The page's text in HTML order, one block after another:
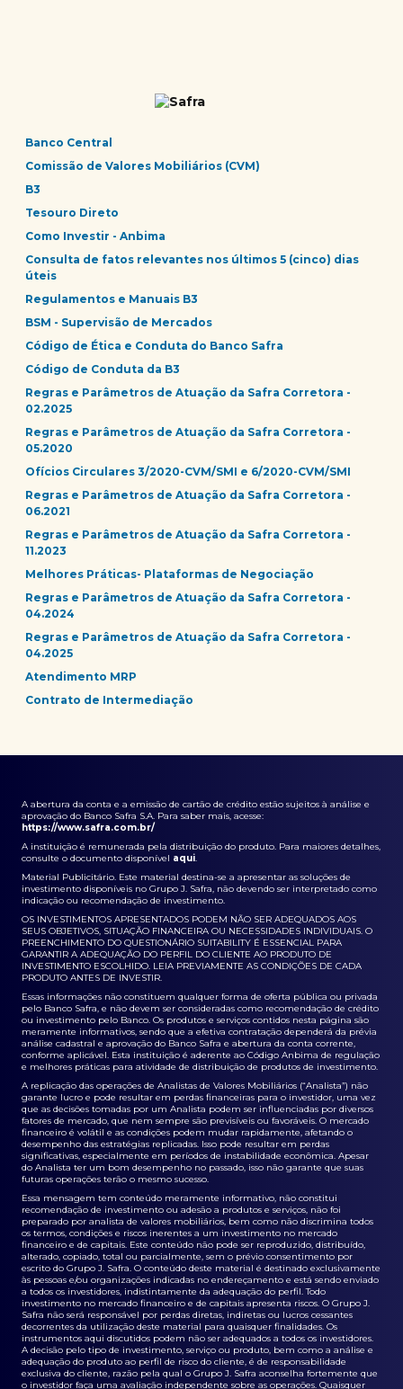
Banco Central
Comissão de Valores Mobiliários (CVM)
B3
Tesouro Direto
Como Investir - Anbima
Consulta de fatos relevantes nos últimos 5 (cinco) dias
úteis
Regulamentos e Manuais B3
BSM - Supervisão de Mercados
Código de Ética e Conduta do Banco Safra
Código de Conduta da B3
Regras e Parâmetros de Atuação da Safra Corretora -
02.2025
Regras e Parâmetros de Atuação da Safra Corretora -
05.2020
Ofícios Circulares 3/2020-CVM/SMI e 6/2020-CVM/SMI
Regras e Parâmetros de Atuação da Safra Corretora -
06.2021
Regras e Parâmetros de Atuação da Safra Corretora -
11.2023
Melhores Práticas- Plataformas de Negociação
Regras e Parâmetros de Atuação da Safra Corretora -
04.2024
Regras e Parâmetros de Atuação da Safra Corretora -
04.2025
Atendimento MRP
Contrato de Intermediação
A abertura da conta e a emissão de cartão de crédito estão sujeitos à análise e
aprovação do Banco Safra S.A. Para saber mais, acesse:
https://www.safra.com.br/
A instituição é remunerada pela distribuição do produto. Para maiores detalhes,
consulte o documento disponível aqui.
Material Publicitário. Este material destina-se a apresentar as soluções de
investimento disponíveis no Grupo J. Safra, não devendo ser interpretado como
indicação ou recomendação de investimento.
OS INVESTIMENTOS APRESENTADOS PODEM NÃO SER ADEQUADOS AOS
SEUS OBJETIVOS, SITUAÇÃO FINANCEIRA OU NECESSIDADES INDIVIDUAIS. O
PREENCHIMENTO DO QUESTIONÁRIO SUITABILITY É ESSENCIAL PARA
GARANTIR A ADEQUAÇÃO DO PERFIL DO CLIENTE AO PRODUTO DE
INVESTIMENTO ESCOLHIDO. LEIA PREVIAMENTE AS CONDIÇÕES DE CADA
PRODUTO ANTES DE INVESTIR.
Essas informações não constituem qualquer forma de oferta pública ou privada
pelo Banco Safra, e não devem ser consideradas como recomendação de crédito
ou investimento pelo Banco. Os produtos e serviços contidos nesta página são
meramente informativos, sendo que a efetiva contratação dependerá da prévia
análise cadastral e aprovação do Banco Safra e abertura da conta corrente,
conforme aplicável. Esta instituição é aderente ao Código Anbima de regulação
e melhores práticas para atividade de distribuição de produtos de investimento.
A replicação das operações de Analistas de Valores Mobiliários (“Analista”) não
garante lucro e pode resultar em perdas financeiras para o investidor, uma vez
que as decisões tomadas por um Analista podem ser influenciadas por diversos
fatores de mercado, que nem sempre são previsíveis ou favoráveis. O mercado
financeiro é volátil e as condições podem mudar rapidamente, afetando o
desempenho das estratégias replicadas. Isso pode resultar em perdas
significativas, especialmente em períodos de instabilidade econômica. Apesar
do Analista ter um bom desempenho no passado, isso não garante que suas
futuras operações terão o mesmo sucesso.
Essa mensagem tem conteúdo meramente informativo, não constitui
recomendação de investimento ou adesão a produtos e serviços, não foi
preparado por analista de valores mobiliários, bem como não discrimina todos
os termos, condições e riscos inerentes a um investimento no mercado
financeiro e de capitais. Este conteúdo não pode ser reproduzido, distribuído,
alterado, copiado, total ou parcialmente, sem o prévio consentimento por
escrito do Grupo J. Safra. O conteúdo deste material é destinado exclusivamente
às pessoas e/ou organizações indicadas no endereçamento e está sendo enviado
a todos os investidores, indistintamente da adequação do perfil. Todo
investimento no mercado financeiro e de capitais apresenta riscos. O Grupo J.
Safra não será responsável por perdas diretas, indiretas ou lucros cessantes
decorrentes da utilização deste material para quaisquer finalidades. Os
instrumentos aqui discutidos podem não ser adequados a todos os investidores.
A decisão pelo tipo de investimento, serviço ou produto, bem como a análise e
adequação do produto ao perfil de risco do cliente, é de responsabilidade
exclusiva do cliente, razão pela qual o Grupo J. Safra aconselha fortemente que
o investidor faça uma avaliação independente sobre as operações. Quaisquer